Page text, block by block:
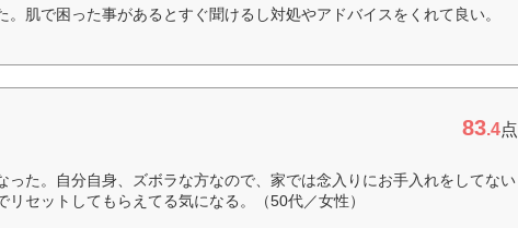
。肌で困った事があるとすぐ聞けるし対処やアドバイスをくれて良い。
83.4点
った。自分自身、ズボラな方なので、家では念入りにお手入れをしてない
リセットしてもらえてる気になる。（50代／女性）